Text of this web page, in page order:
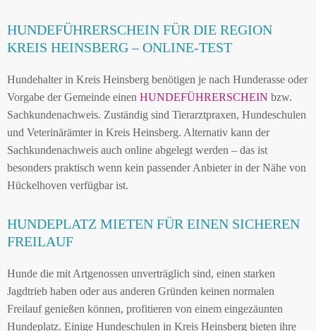
HUNDEFÜHRERSCHEIN FÜR DIE REGION
KREIS HEINSBERG – ONLINE-TEST
Hundehalter in Kreis Heinsberg benötigen je nach Hunderasse oder
Vorgabe der Gemeinde einen HUNDEFÜHRERSCHEIN bzw.
Sachkundenachweis. Zuständig sind Tierarztpraxen, Hundeschulen
und Veterinärämter in Kreis Heinsberg. Alternativ kann der
Sachkundenachweis auch online abgelegt werden – das ist
besonders praktisch wenn kein passender Anbieter in der Nähe von
Hückelhoven verfügbar ist.
HUNDEPLATZ MIETEN FÜR EINEN SICHEREN
FREILAUF
Hunde die mit Artgenossen unverträglich sind, einen starken
Jagdtrieb haben oder aus anderen Gründen keinen normalen
Freilauf genießen können, profitieren von einem eingezäunten
Hundeplatz. Einige Hundeschulen in Kreis Heinsberg bieten ihre